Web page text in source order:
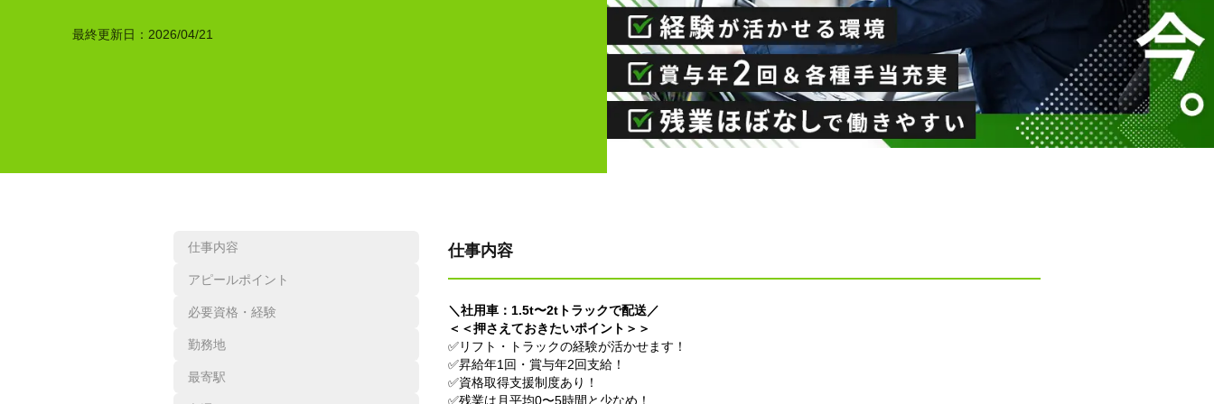
最終更新日： 2026/04/21
仕事内容
アピールポイント
必要資格・経験
勤務地
最寄駅
仕事内容
＼社用車：1.5t〜2tトラックで配送／
＜＜押さえておきたいポイント＞＞
✅リフト・トラックの経験が活かせます！
✅昇給年1回・賞与年2回支給！
✅資格取得支援制度あり！
✅残業は月平均0〜5時間と少なめ！